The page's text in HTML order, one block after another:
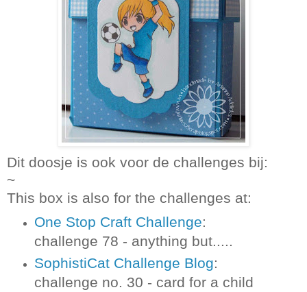
Dit doosje is ook voor de challenges bij:
~
This box is also for the challenges at:
One Stop Craft Challenge:
challenge 78 - anything but.....
SophistiCat Challenge Blog:
challenge no. 30 - card for a child